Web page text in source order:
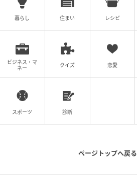
暮らし 住まい レシピ
ビジネス・マ
ネー
クイズ 恋愛
スポーツ 診断
ページトップへ戻る